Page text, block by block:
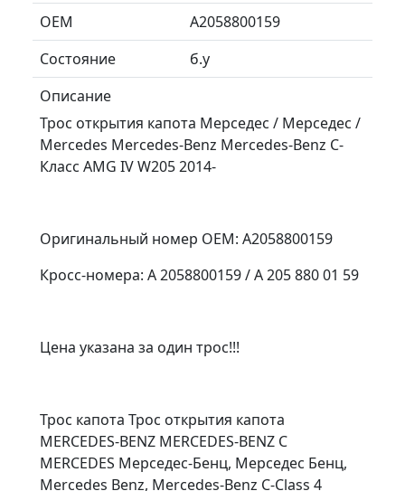
ОЕМ
A2058800159
Состояние
б.у
Описание
Трос открытия капота Мерседес / Мерседес /
Mercedes Mercedes-Benz Mercedes-Benz C-
Класс AMG IV W205 2014-
Оригинальный номер OEM: A2058800159
Кросс-номера: A 2058800159 / A 205 880 01 59
Цена указана за один трос!!!
Трос капота Трос открытия капота
MERCEDES-BENZ MERCEDES-BENZ C
MERCEDES Мерседес-Бенц, Мерседес Бенц,
Mercedes Benz, Mercedes-Benz C-Class 4